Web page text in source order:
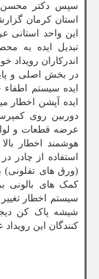
سپس دکتر محسن
استان کرمان
این واحد استانی
تبدیل ایده به
اندرکاران رویداد
ایده سیستم
ایده آپشن اخطار
دوربین روی
عرضه قطعات و
هوشمند اخطار
استفاده از چادر
(ورق های تفلونی)
کمک های بالونی
سیستم اخطار
شیشه پاک کن
کنندگان این